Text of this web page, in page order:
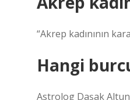
“Akrep kadınının
Hangi
Astrolog Daşak